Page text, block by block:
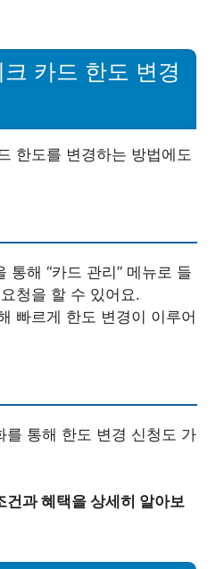
카드 한도 변경
한도를 변경하는 방법에도
통해 “카드 관리” 메뉴로 들
청을 할 수 있어요.
빠르게 한도 변경이 이루어
를 통해 한도 변경 신청도 가
건과 혜택을 상세히 알아보